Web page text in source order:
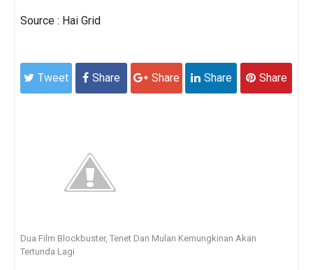
Source : Hai Grid
Tweet Share Share Share Share
Dua Film Blockbuster, Tenet Dan Mulan Kemungkinan Akan
Tertunda Lagi